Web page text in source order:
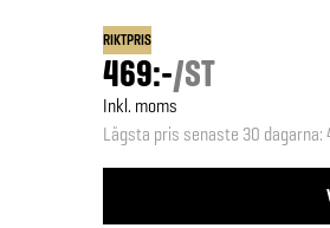
RIKTPRIS
469:-/ST
Inkl. moms
Lägsta pris senaste 30 dagarna: